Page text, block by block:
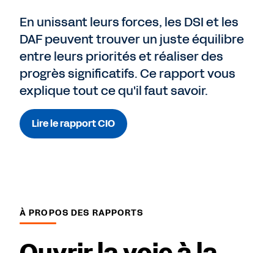
En unissant leurs forces, les DSI et les
DAF peuvent trouver un juste équilibre
entre leurs priorités et réaliser des
progrès significatifs. Ce rapport vous
explique tout ce qu'il faut savoir.
Lire le rapport CIO
À PROPOS DES RAPPORTS